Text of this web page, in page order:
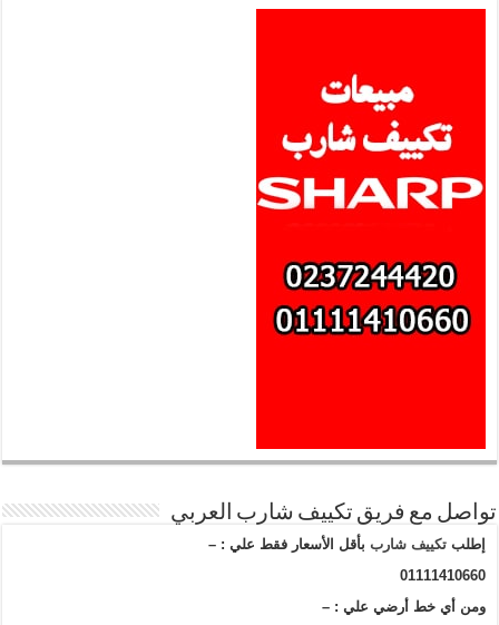
تواصل مع فريق تكييف شارب العربي
إطلبتكييف شارب بأقل الأسعار فقط علي : –
01111410660
ومن أي خط أرضي علي : –